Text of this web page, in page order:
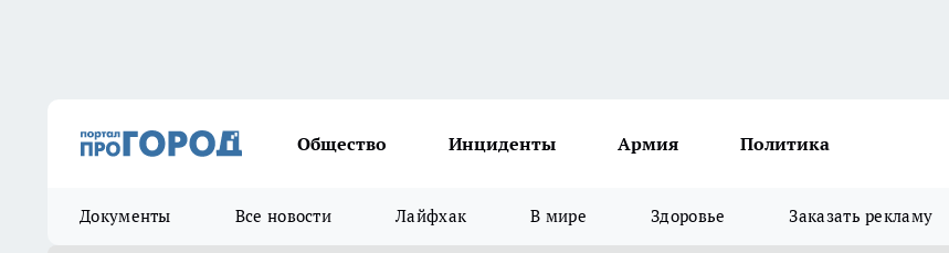
Общество Инциденты Армия Политика
Документы Все новости Лайфхак В мире Здоровье Заказать рекламу